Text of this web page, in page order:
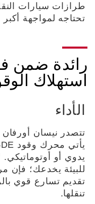
تحتاجه لمواجهة
رائدة ضمن
استهلاك
الأداء
تتصدر نيسان أورفان
يدوي أو أوتوماتيكي.
للبيئة يخدعك؛ فإن
تقديم تسارع قوي
تنقلها.